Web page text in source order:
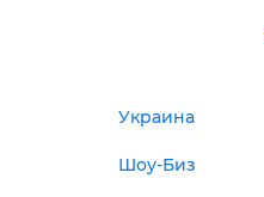
Украина
Шоу-Биз